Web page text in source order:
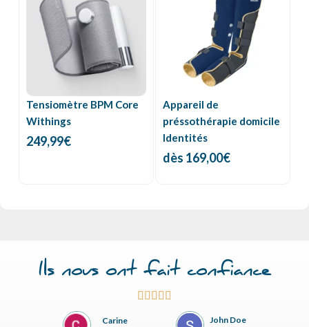
Tensiomètre BPM Core
Withings
249,99€
Appareil de
préssothérapie domicile
Identités
dès 169,00€
Ils nous ont fait confiance
    
Sylvie
Flora